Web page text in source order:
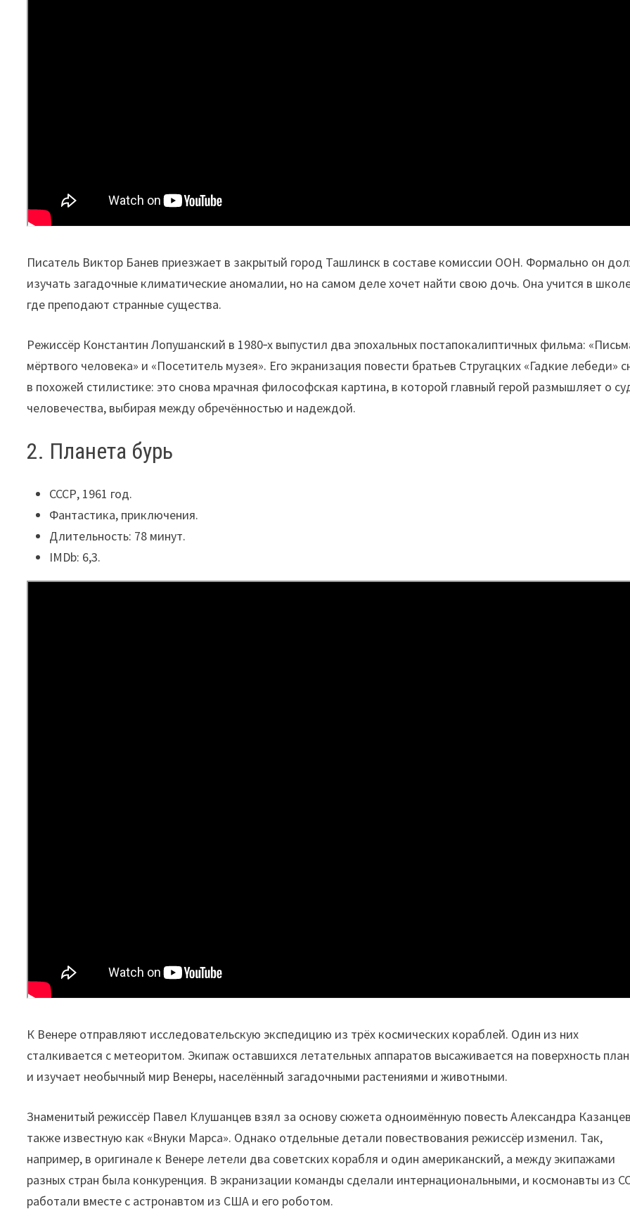
Писатель Виктор Банев приезжает в закрытый город Ташлинск в составе комиссии ООН. Формально он
изучать загадочные климатические аномалии, но на самом деле хочет найти свою дочь. Она учится в
где преподают странные существа.
Режиссёр Константин Лопушанский в 1980‑х выпустил два эпохальных постапокалиптичных фильма:
мёртвого человека» и «Посетитель музея». Его экранизация повести братьев Стругацких «Гадкие лебеди»
в похожей стилистике: это снова мрачная философская картина, в которой главный герой размышляет о
человечества, выбирая между обречённостью и надеждой.
2. Планета бурь
СССР, 1961 год.
Фантастика, приключения.
Длительность: 78 минут.
IMDb: 6,3.
К Венере отправляют исследовательскую экспедицию из трёх космических кораблей. Один из них
сталкивается с метеоритом. Экипаж оставшихся летательных аппаратов высаживается на поверхность
и изучает необычный мир Венеры, населённый загадочными растениями и животными.
Знаменитый режиссёр Павел Клушанцев взял за основу сюжета одноимённую повесть Александра
также известную как «Внуки Марса». Однако отдельные детали повествования режиссёр изменил. Так,
например, в оригинале к Венере летели два советских корабля и один американский, а между экипажами
разных стран была конкуренция. В экранизации команды сделали интернациональными, и космонавты из
работали вместе с астронавтом из США и его роботом.